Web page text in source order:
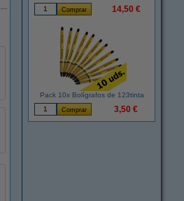
14,50 €
Pack 10x Bolígrafos de 123tinta
3,50 €